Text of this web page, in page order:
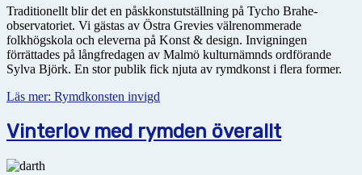
Traditionellt blir det en påskkonstutställning på Tycho Brahe-
observatoriet. Vi gästas av Östra Grevies välrenommerade
folkhögskola och eleverna på Konst & design. Invigningen
förrättades på långfredagen av Malmö kulturnämnds ordförande
Sylva Björk. En stor publik fick njuta av rymdkonst i flera former.
Läs mer: Rymdkonsten invigd
Vinterlov med rymden överallt